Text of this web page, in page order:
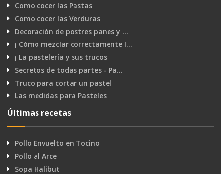
Como cocer las Pastas
Como cocer las Verduras
Decoración de postres panes y …
¡ Cómo mezclar correctamente l…
¡ La pastelería y sus trucos !
Secretos de todas partes - Pa…
Truco para cortar un pastel
Las medidas para Pasteles
Últimas recetas
Pollo Envuelto en Tocino
Pollo al Arce
Sopa Halibut